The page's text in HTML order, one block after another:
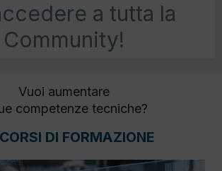
a tutta la
Community!
Vuoi aumentare
competenze tecniche?
DI FORMAZIONE